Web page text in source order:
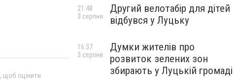
, щоб оцінити
Другий велотабір для дітей
відбувся у Луцьку
21:48
3 серпня
Думки жителів про
розвиток зелених зон
збирають у Луцькій громаді
16:37
3 серпня